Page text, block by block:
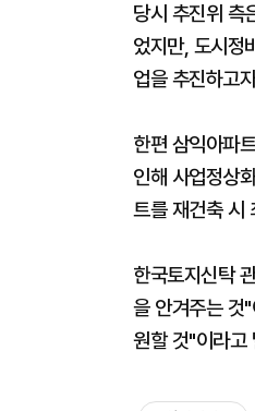
당시 추진위 측
었지만, 도시정
업을 추진하고
한편 삼익아파
인해 사업정상
트를 재건축 시
한국토지신탁
을 안겨주는 것
원할 것"이라고